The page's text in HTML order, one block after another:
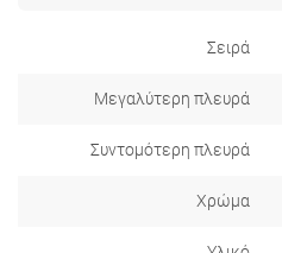
Σειρά
Μεγαλύτερη πλευρά
Συντομότερη πλευρά
Χρώμα